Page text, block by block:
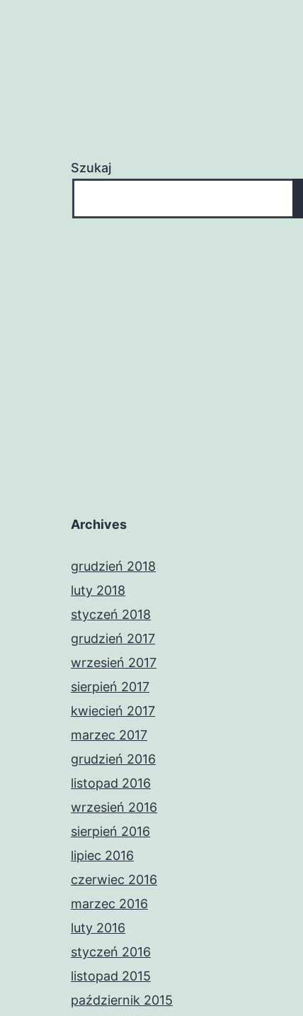
Szukaj
Archives
grudzień 2018
luty 2018
styczeń 2018
grudzień 2017
wrzesień 2017
sierpień 2017
kwiecień 2017
marzec 2017
grudzień 2016
listopad 2016
wrzesień 2016
sierpień 2016
lipiec 2016
czerwiec 2016
marzec 2016
luty 2016
styczeń 2016
listopad 2015
październik 2015